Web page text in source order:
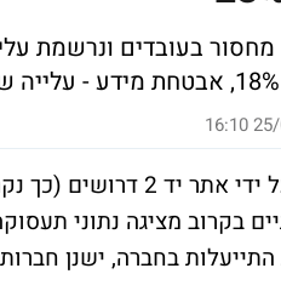
25/
בקרוב מציגה נתוני
התייעלות בחברה, ישנן